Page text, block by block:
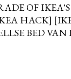
OF IKEA'S
HACK]
BED VAN